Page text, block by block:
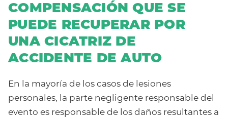
COMPENSACIÓN QUE SE
PUEDE RECUPERAR POR
UNA CICATRIZ DE
ACCIDENTE DE AUTO
En la mayoría de los casos de lesiones
personales, la parte negligente responsable del
evento es responsable de los daños resultantes a